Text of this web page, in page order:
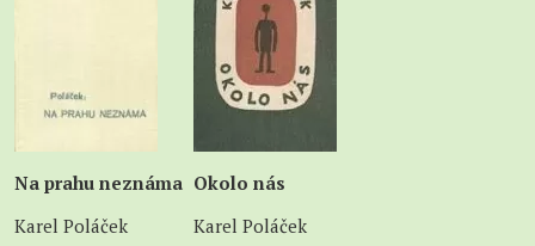
Na prahu neznáma
Karel Poláček
Okolo nás
Karel Poláček